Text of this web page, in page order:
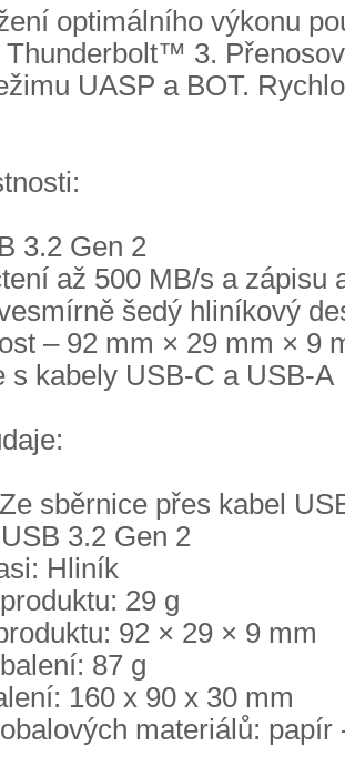
optimálního výkonu
Thunderbolt™ 3.
UASP a BOT.
3.2 Gen 2
až 500 MB/s a zápisu
šedý hliníkový
– 92 mm × 29 mm × 9
s kabely USB-C a USB-A
sběrnice přes kabel
3.2 Gen 2
Hliník
29 g
92 × 29 × 9 mm
87 g
160 x 90 x 30 mm
materiálů: papír